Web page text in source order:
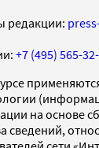
редакции:
+7 (495) 565-
на основе
сведений,